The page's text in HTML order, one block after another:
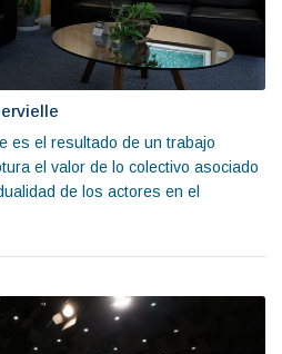
es el resultado de un trabajo
el valor de lo colectivo asociado
de los actores en el